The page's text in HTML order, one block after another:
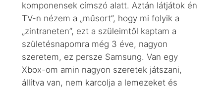
komponensek címszó alatt. Aztán látjátok én
TV-n nézem a „műsort”, hogy mi folyik a
„zintraneten”, ezt a szüleimtől kaptam a
születésnapomra még 3 éve, nagyon
szeretem, ez persze Samsung. Van egy
Xbox-om amin nagyon szeretek játszani,
állítva van, nem karcolja a lemezeket és